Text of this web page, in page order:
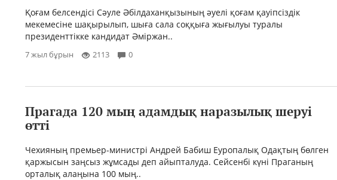
Қоғам белсендісі Сәуле Әбілдаханқызының әуелі қоғам қауіпсіздік
мекемесіне шақырылып, шыға сала соққыға жығылуы туралы
президенттікке кандидат Әміржан..
7 жыл бұрын 2113 0
Прагада 120 мың адамдық наразылық шеруі
өтті
Чехияның премьер-министрі Андрей Бабиш Еуропалық Одақтың бөлген
қаржысын заңсыз жұмсады деп айыпталуда. Сейсенбі күні Праганың
орталық алаңына 100 мың..